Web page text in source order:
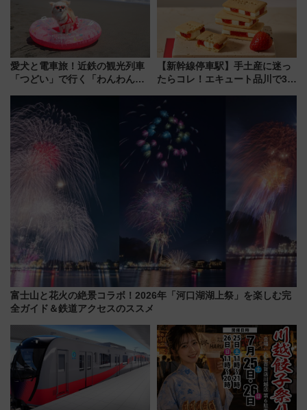
愛犬と電車旅！近鉄の観光列車
「つどい」で行く「わんわん列
める日帰りツアー
【新幹線停車駅】手土産に迷っ
たらコレ！エキュート品川で3年
産スイーツとは？
富士山と花火の絶景コラボ！2026年「河口湖湖上祭」を楽しむ完
全ガイド＆鉄道アクセスのススメ